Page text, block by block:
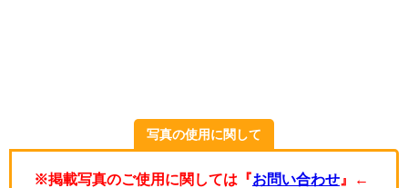
写真の使用に関して
※掲載写真のご使用に関しては『お問い合わせ 』←